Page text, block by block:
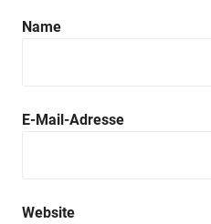
Name
E-Mail-Adresse
Website